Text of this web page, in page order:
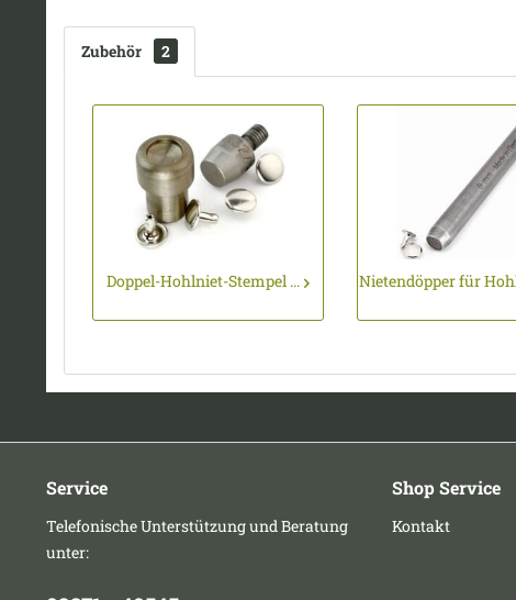
Zubehör 2
Doppel-Hohlniet-Stempel ... Nietendöpper für
Service
Telefonische Unterstützung und Beratung
unter:
Shop Service
Kontakt